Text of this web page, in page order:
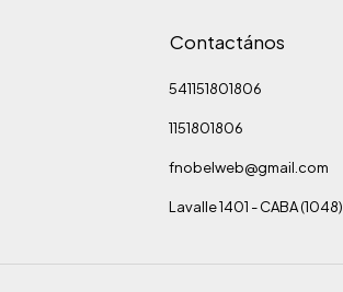
Contactános
541151801806
1151801806
fnobelweb@gmail.com
Lavalle 1401 - CABA (1048)